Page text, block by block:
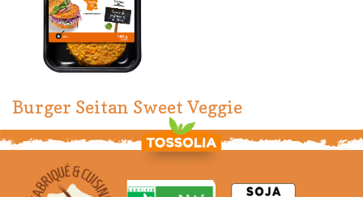
Burger Seitan Sweet Veggie